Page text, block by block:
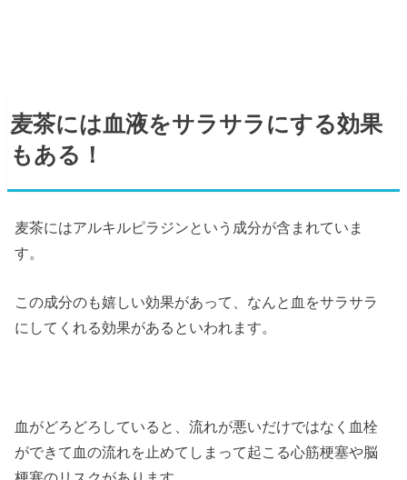
麦茶には血液をサラサラにする効果
もある！
麦茶にはアルキルピラジンという成分が含まれていま
す。
この成分のも嬉しい効果があって、なんと血をサラサラ
にしてくれる効果があるといわれます。
血がどろどろしていると、流れが悪いだけではなく血栓
ができて血の流れを止めてしまって起こる心筋梗塞や脳